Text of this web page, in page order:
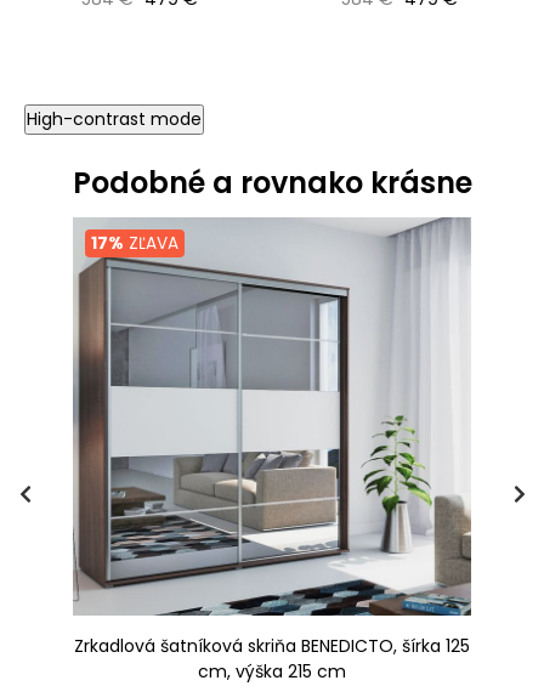
High-contrast mode
Podobné a rovnako krásne
17% ZĽAVA
Zrkadlová šatníková skriňa BENEDICTO, šírka 125
cm, výška 215 cm